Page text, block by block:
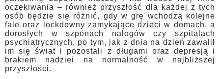
oczekiwania – również przyszłość dla każdej z tych
osób będzie się różnić, gdy w grę wchodzą kolejne
fale oraz lockdowny zamykające dzieci w domach, a
dorosłych w szponach nałogów czy szpitalach
psychiatrycznych, po tym, jak z dnia na dzień zawalił
im się świat i pozostali z długami oraz depresją i
brakiem nadziei na normalność w najbliższej
przyszłości.